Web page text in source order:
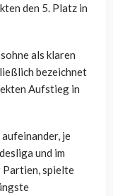
den 5. Platz in
als klaren
bezeichnet
Aufstieg in
je
und im
Partien, spielte